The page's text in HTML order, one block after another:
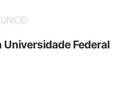
Federal